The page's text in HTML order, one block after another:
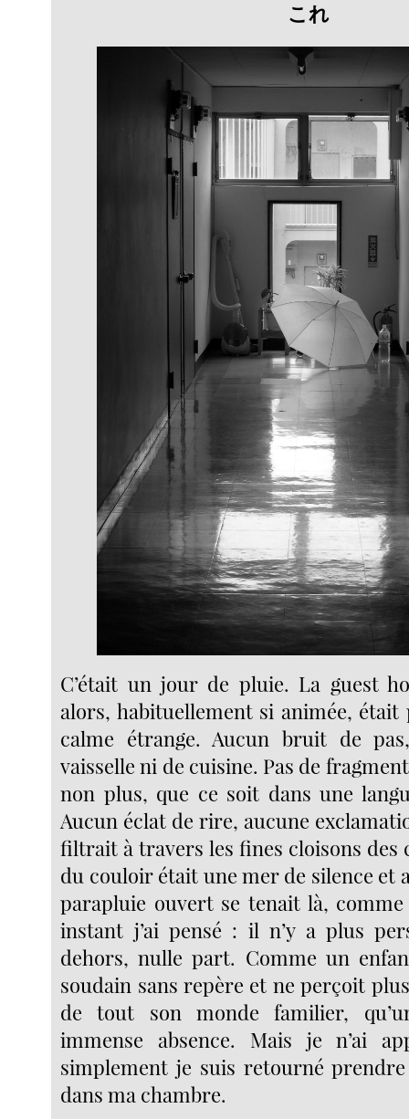
これ
C’était un jour de pluie. La guest
alors, habituellement si animée, était
calme étrange. Aucun bruit de
vaisselle ni de cuisine. Pas de
non plus, que ce soit dans une
Aucun éclat de rire, aucune
filtrait à travers les fines cloisons des
du couloir était une mer de silence et
parapluie ouvert se tenait là,
instant j’ai pensé : il n’y a plus
dehors, nulle part. Comme un
soudain sans repère et ne perçoit
de tout son monde familier,
immense absence. Mais je n’ai
simplement je suis retourné prendre
dans ma chambre.